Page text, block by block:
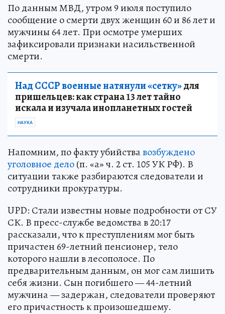
По данным МВД, утром 9 июля поступило
сообщение о смерти двух женщин 60 и 86 лет и
мужчины 64 лет. При осмотре умерших
зафиксировали признаки насильственной
смерти.
Над СССР военные натянули «сетку»для
пришельцев: как страна 13 лет тайно
искала и изучала инопланетных гостей
НАУКА
Напомним, по факту убийствавозбуждено
уголовное дело(п. «а» ч. 2 ст. 105 УК РФ). В
ситуации также разбираются следователи и
сотрудники прокуратуры.
UPD: Стали известны новые подробности от СУ
СК. В пресс-службе ведомства в 20:17
рассказали, что к преступлениям мог быть
причастен 69-летний пенсионер, тело
которого нашли в лесополосе. По
предварительным данным, он мог сам лишить
себя жизни. Сын погибшего — 44-летний
мужчина — задержан, следователи проверяют
его причастность к произошедшему.